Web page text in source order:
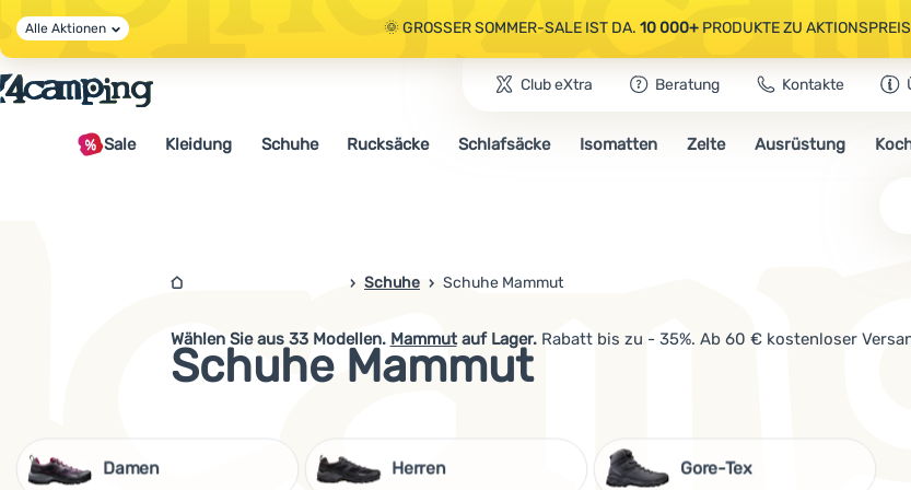
🌞 GROSSER SOMMER-SALE IST DA. 10 000+PRODUKTE ZU
🤫 - 10 % AUF AUSGEWÄHLTE CAMPING- & WANDERAUSRÜSTUNG.CODE
🌞 GROSSER SOMMER-SALE IST DA.10 000+PRODUKTE ZU
Alle Aktionen
Club eXtra Beratung Kontakte
Sale Kleidung Schuhe Rucksäcke Schlafsäcke Isomatten Zelte Ausrüstung
4camping.at
Schuhe Schuhe Mammut
Schuhe Mammut
Wählen Sie aus 33 Modellen. Mammutauf Lager. Rabatt bis zu - 35%. Ab 60 € kostenloser
Damen Herren Gore-Tex